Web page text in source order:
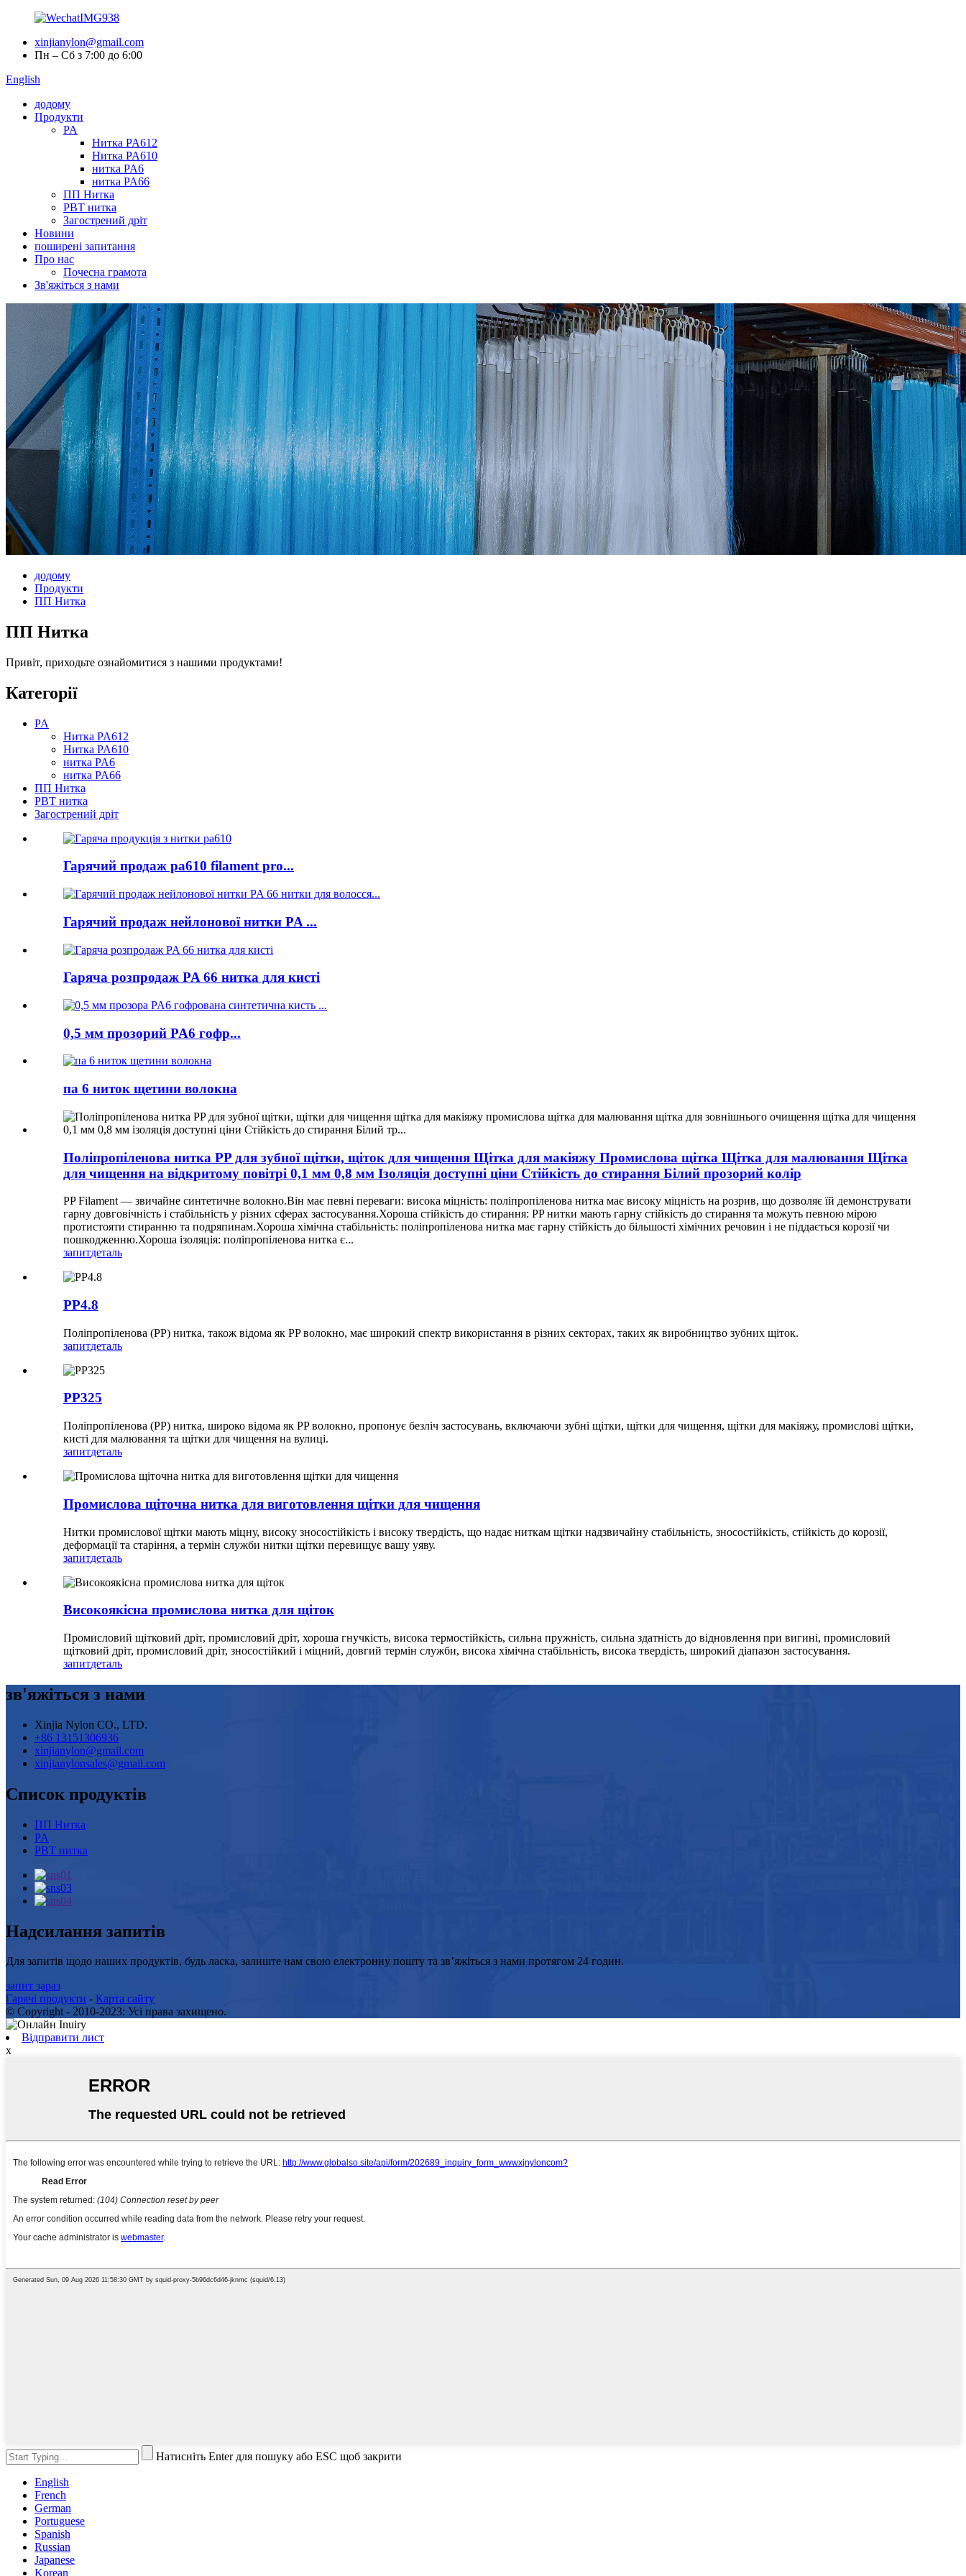
xinjianylon@gmail.com
Пн – Сб з 7:00 до 6:00
English
додому
Продукти
PA
Нитка PA612
Нитка PA610
нитка PA6
нитка PA66
ПП Нитка
PBT нитка
Загострений дріт
Новини
поширені запитання
Про нас
Почесна грамота
Зв'яжіться з нами
додому
Продукти
ПП Нитка
ПП Нитка
Привіт, приходьте ознайомитися з нашими продуктами!
Категорії
PA
Нитка PA612
Нитка PA610
нитка PA6
нитка PA66
ПП Нитка
PBT нитка
Загострений дріт
Гарячий продаж pa610 filament pro...
Гарячий продаж нейлонової нитки PA ...
Гаряча розпродаж PA 66 нитка для кисті
0,5 мм прозорий PA6 гофр...
па 6 ниток щетини волокна
Поліпропіленова нитка PP для зубної щітки, щіток для чищення Щітка для макіяжу Промислова щітка Щітка для малювання Щітка
для чищення на відкритому повітрі 0,1 мм 0,8 мм Ізоляція доступні ціни Стійкість до стирання Білий прозорий колір
PP Filament — звичайне синтетичне волокно.Він має певні переваги: ​​висока міцність: поліпропіленова нитка має високу міцність на розрив, що дозволяє їй демонструвати
гарну довговічність і стабільність у різних сферах застосування.Хороша стійкість до стирання: PP нитки мають гарну стійкість до стирання та можуть певною мірою
протистояти стиранню та подряпинам.Хороша хімічна стабільність: поліпропіленова нитка має гарну стійкість до більшості хімічних речовин і не піддається корозії чи
пошкодженню.Хороша ізоляція: поліпропіленова нитка є...
запитдеталь
PP4.8
Поліпропіленова (PP) нитка, також відома як PP волокно, має широкий спектр використання в різних секторах, таких як виробництво зубних щіток.
запитдеталь
PP325
Поліпропіленова (PP) нитка, широко відома як PP волокно, пропонує безліч застосувань, включаючи зубні щітки, щітки для чищення, щітки для макіяжу, промислові щітки,
кисті для малювання та щітки для чищення на вулиці.
запитдеталь
Промислова щіточна нитка для виготовлення щітки для чищення
Нитки промислової щітки мають міцну, високу зносостійкість і високу твердість, що надає ниткам щітки надзвичайну стабільність, зносостійкість, стійкість до корозії,
деформації та старіння, а термін служби нитки щітки перевищує вашу уяву.
запитдеталь
Високоякісна промислова нитка для щіток
Промисловий щітковий дріт, промисловий дріт, хороша гнучкість, висока термостійкість, сильна пружність, сильна здатність до відновлення при вигині, промисловий
щітковий дріт, промисловий дріт, зносостійкий і міцний, довгий термін служби, висока хімічна стабільність, висока твердість, широкий діапазон застосування.
запитдеталь
зв'яжіться з нами
Xinjia Nylon CO., LTD.
+86 13151306936
xinjianylon@gmail.com
xinjianylonsales@gmail.com
Список продуктів
ПП Нитка
PA
PBT нитка
Надсилання запитів
Для запитів щодо наших продуктів, будь ласка, залиште нам свою електронну пошту та зв’яжіться з нами протягом 24 годин.
запит зараз
Гарячі продукти - Карта сайту
© Copyright - 2010-2023: Усі права захищено.
Відправити лист
x
Натисніть Enter для пошуку або ESC щоб закрити
English
French
German
Portuguese
Spanish
Russian
Japanese
Korean